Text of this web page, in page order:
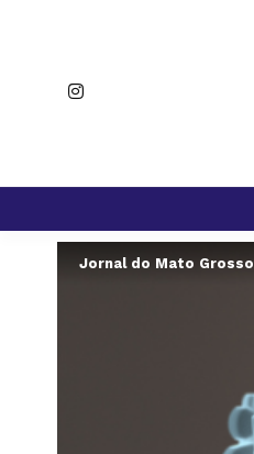
Jornal do Mato Grosso